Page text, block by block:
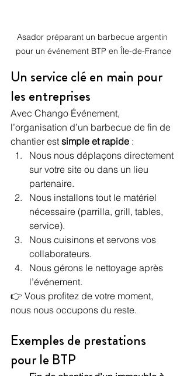
Asador préparant un barbecue argentin
pour un événement BTP en Île-de-France
Un service clé en main pour
les entreprises
Avec Chango Événement,
l’organisation d’un barbecue de fin de
chantier est simple et rapide :
Nous nous déplaçons directement
sur votre site ou dans un lieu
partenaire.
Nous installons tout le matériel
nécessaire (parrilla, grill, tables,
service).
Nous cuisinons et servons vos
collaborateurs.
Nous gérons le nettoyage après
l’événement.
👉 Vous profitez de votre moment,
nous nous occupons du reste.
Exemples de prestations
pour le BTP